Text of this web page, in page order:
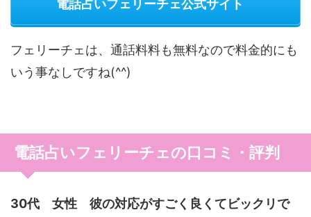
電話占いフェリーチェ公式サイト
フェリーチェは、通話料料も無料なので料金的にも
いう事なしですね(^^)
電話占いフェリーチェの口コミ・評判
30代 女性 彼の対応がすごく良くてビックリで